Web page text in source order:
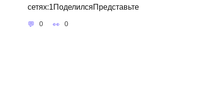
сетях:1ПоделилсяПредставьте
0 0